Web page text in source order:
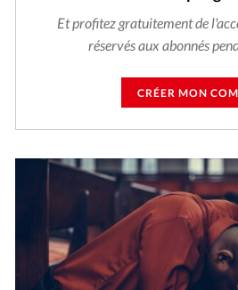
Et profitez gratuitement de
réservés aux abonnés
CRÉER MON